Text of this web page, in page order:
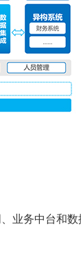
业务中台和